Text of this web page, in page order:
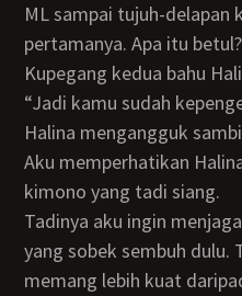
ML sampai tujuh-delapan
pertamanya. Apa itu
Kupegang kedua bahu Halina sambil balik bertanya,
“Jadi kamu sudah
Halina mengangguk
Aku memperhatikan Halina yang masih memakai
kimono yang tadi siang.
Tadinya aku ingin menjaga agar luka bekas hymennya
yang sobek sembuh dulu.
memang lebih kuat